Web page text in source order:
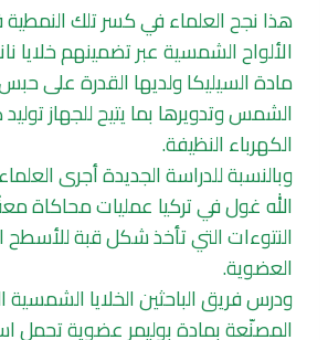
هذا نجح العلماء في كسر تلك
الألواح الشمسية عبر تضمينهم خلايا
مادة السيليكا ولديها القدرة على
الشمس وتدويرها بما يتيح للجهاز
الكهرباء النظيفة.
وبالنسبة للدراسة الجديدة أجرى
الله غول في تركيا عمليات محاكاة
النتوءات التي تأخذ شكل قبة
العضوية.
ودرس فريق الباحثين الخلايا